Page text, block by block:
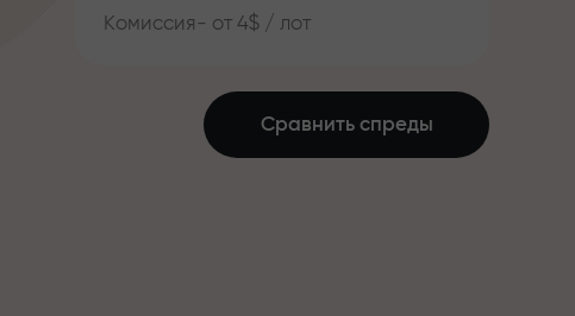
Комиссия- от 4$ / лот
Сравнить спреды